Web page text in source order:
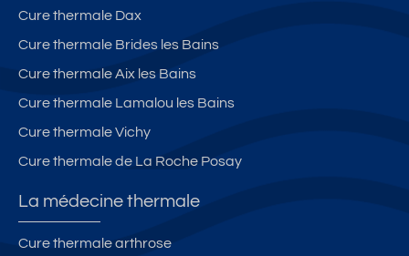
Cure thermale Dax
Cure thermale Brides les Bains
Cure thermale Aix les Bains
Cure thermale Lamalou les Bains
Cure thermale Vichy
Cure thermale de La Roche Posay
La médecine thermale
Cure thermale arthrose